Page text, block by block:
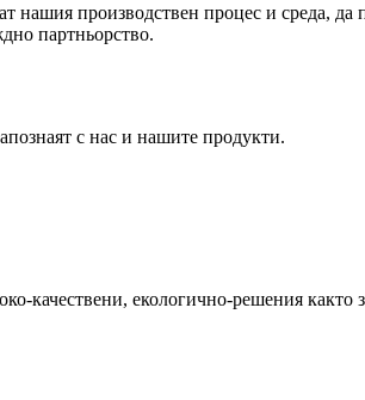
производствен процес и среда, да
партньорство.
с нас и нашите продукти.
екологично-решения както